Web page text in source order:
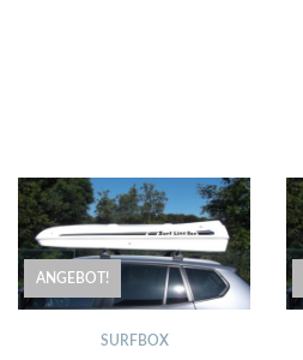
ANGEBOT!
SURFBOX